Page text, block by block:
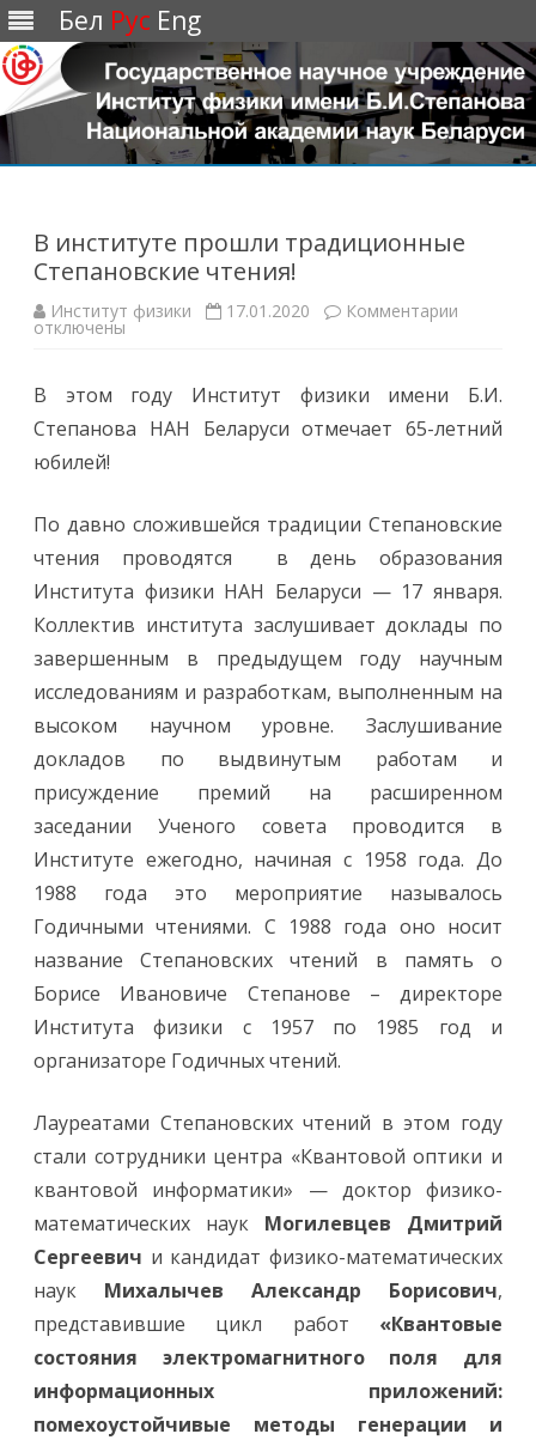
Бел Рус Eng
В институте прошли традиционные
Степановские чтения!
Институт физики 17.01.2020 Комментарии
В
т
т
п
о
л
т
а
и
н
ы
С
е
а
о
с
т
е
н
и
я
!
отключены
В этом году Институт физики имени Б.И.
Степанова НАН Беларуси отмечает 65-летний
юбилей!
По давно сложившейся традиции Степановские
чтения проводятся в день образования
Института физики НАН Беларуси — 17 января.
Коллектив института заслушивает доклады по
завершенным в предыдущем году научным
исследованиям и разработкам, выполненным на
высоком научном уровне. Заслушивание
докладов по выдвинутым работам и
присуждение премий на расширенном
заседании Ученого совета проводится в
Институте ежегодно, начиная с 1958 года. До
1988 года это мероприятие называлось
Годичными чтениями. С 1988 года оно носит
название Степановских чтений в память о
Борисе Ивановиче Степанове – директоре
Института физики с 1957 по 1985 год и
организаторе Годичных чтений.
Лауреатами Степановских чтений в этом году
стали сотрудники центра «Квантовой оптики и
квантовой информатики» — доктор физико-
математических наук Могилевцев Дмитрий
Сергеевич и кандидат физико-математических
наук Михалычев Александр Борисович,
представившие цикл работ «Квантовые
состояния электромагнитного поля для
информационных приложений:
помехоустойчивые методы генерации и